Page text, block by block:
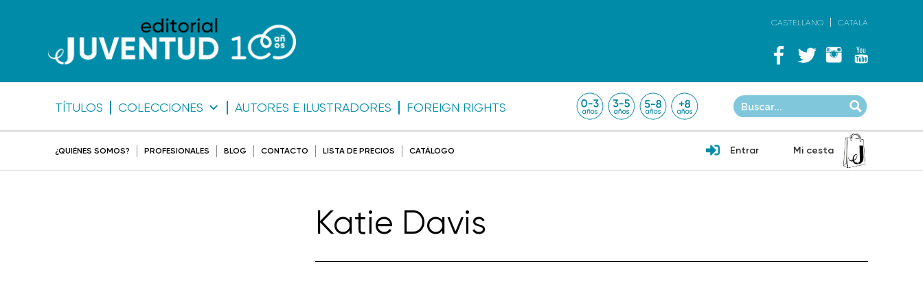
CASTELLANO CATALÀ
TÍTULOS COLECCIONES AUTORES E ILUSTRADORES FOREIGN RIGHTS
¿QUIÉNES SOMOS? PROFESIONALES BLOG CONTACTO LISTA DE PRECIOS CATÁLOGO Entrar Mi cesta
Katie Davis